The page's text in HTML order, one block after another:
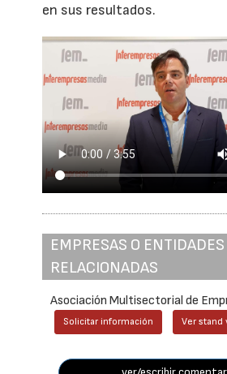
en sus resultados.
EMPRESAS O ENTIDADES
RELACIONADAS
Asociación Multisectorial de
Solicitar información Ver stand